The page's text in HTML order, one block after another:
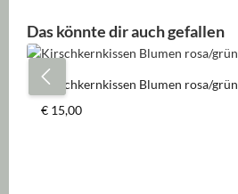
Produktgalerie überspringen
Das könnte dir auch gefallen
Kirschkernkissen Blumen rosa/grün
Regulärer Preis:
€ 15,00